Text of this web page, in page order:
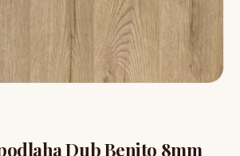
Dub Benito 8mm